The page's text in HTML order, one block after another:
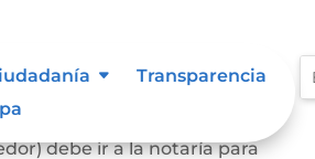
Transparencia
la totalidad de la deuda al
debe ir a la notaría para